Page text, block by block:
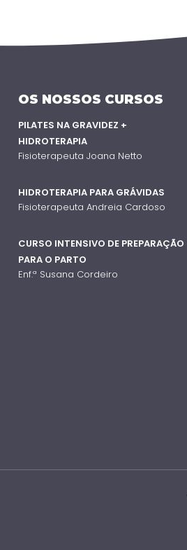
OS NOSSOS CURSOS
PILATES NA GRAVIDEZ +
HIDROTERAPIA
Fisioterapeuta Joana Netto
HIDROTERAPIA PARA GRÁVIDAS
Fisioterapeuta Andreia Cardoso
CURSO INTENSIVO DE PREPARAÇÃO
PARA O PARTO
Enf.ª Susana Cordeiro